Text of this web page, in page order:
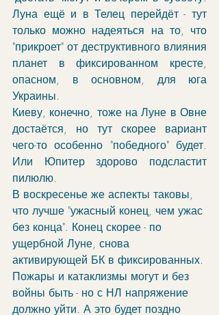
Луна ещё и в Телец перейдёт - тут
только можно надеяться на то, что
"прикроет" от деструктивного влияния
планет в фиксированном кресте,
опасном, в основном, для юга
Украины.
Киеву, конечно, тоже на Луне в Овне
достаётся, но тут скорее вариант
чего-то особенно "победного" будет.
Или Юпитер здорово подсластит
пилюлю.
В воскресенье же аспекты таковы,
что лучше "ужасный конец, чем ужас
без конца". Конец скорее - по
ущербной Луне, снова
активирующей БК в фиксированных.
Пожары и катаклизмы могут и без
войны быть - но с НЛ напряжение
должно уйти. А это будет поздно